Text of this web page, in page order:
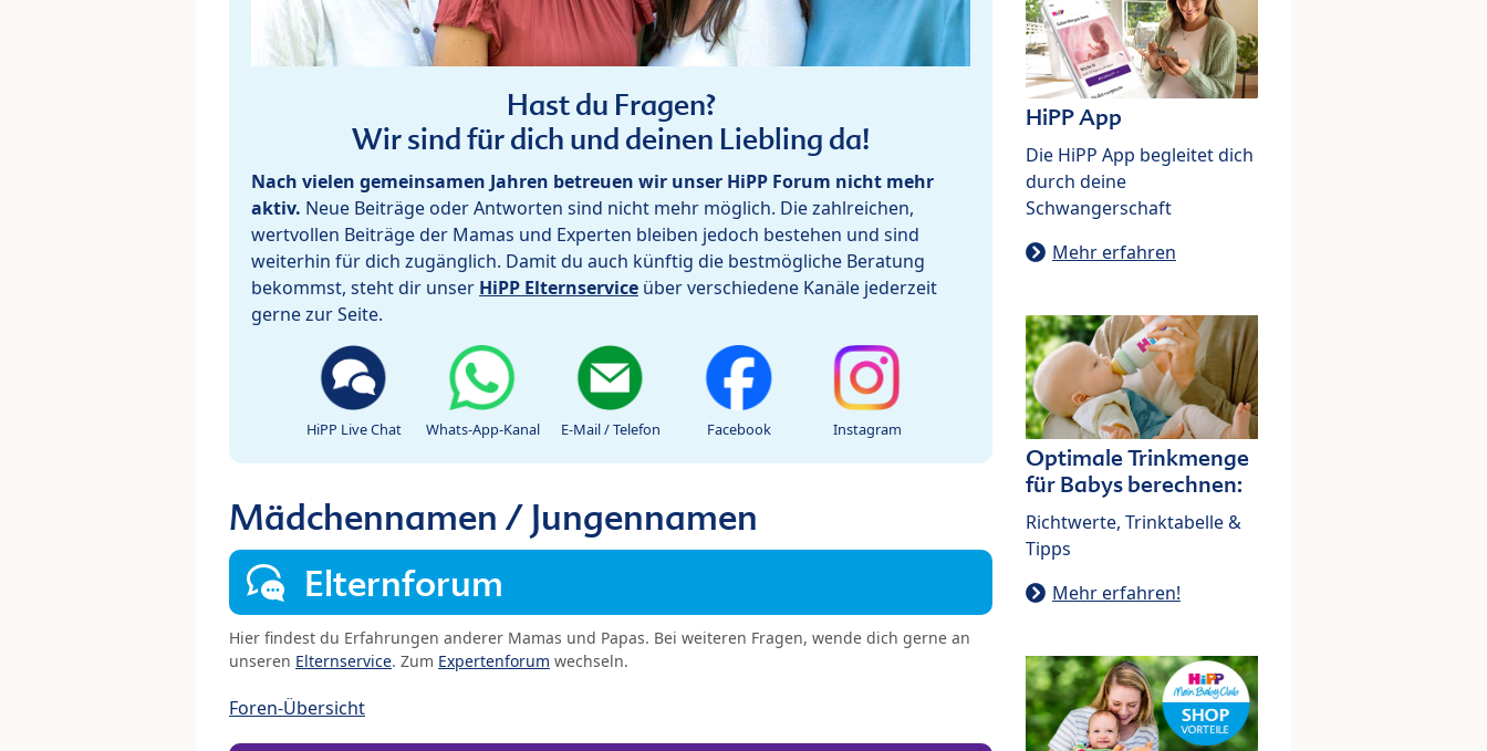
Hast du Fragen?
Wir sind für dich und deinen Liebling da!
Nach vielen gemeinsamen Jahren betreuen wir unser HiPP Forum nicht mehr
aktiv. Neue Beiträge oder Antworten sind nicht mehr möglich. Die zahlreichen,
wertvollen Beiträge der Mamas und Experten bleiben jedoch bestehen und sind
weiterhin für dich zugänglich. Damit du auch künftig die bestmögliche Beratung
bekommst, steht dir unser HiPP Elternservice über verschiedene Kanäle jederzeit
gerne zur Seite.
HiPP Live Chat Whats-App-Kanal E-Mail / Telefon Facebook Instagram
Mädchennamen / Jungennamen
Elternforum
Hier findest du Erfahrungen anderer Mamas und Papas. Bei weiteren Fragen, wende dich gerne an
unseren Elternservice. Zum Expertenforum wechseln.
Foren-Übersicht
HiPP App
Die HiPP App begleitet dich
durch deine
Schwangerschaft
Mehr erfahren
Optimale Trinkmenge
für Babys berechnen:
Richtwerte, Trinktabelle &
Tipps
Mehr erfahren!